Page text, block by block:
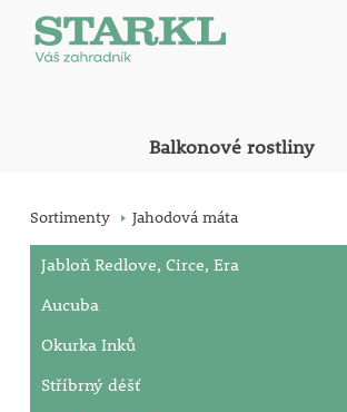
Balkonové rostliny
Sortimenty Jahodová máta
Jabloň Redlove, Circe, Era
Aucuba
Okurka Inků
Stříbrný déšť